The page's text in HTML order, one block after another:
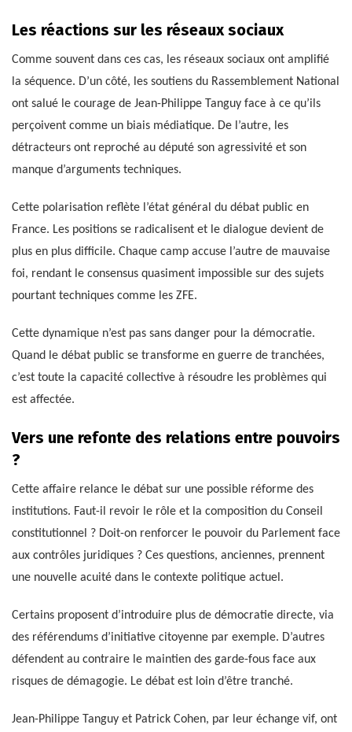
Les réactions sur les réseaux sociaux
Comme souvent dans ces cas, les réseaux sociaux ont amplifié
la séquence. D’un côté, les soutiens du Rassemblement National
ont salué le courage de Jean-Philippe Tanguy face à ce qu’ils
perçoivent comme un biais médiatique. De l’autre, les
détracteurs ont reproché au député son agressivité et son
manque d’arguments techniques.
Cette polarisation reflète l’état général du débat public en
France. Les positions se radicalisent et le dialogue devient de
plus en plus difficile. Chaque camp accuse l’autre de mauvaise
foi, rendant le consensus quasiment impossible sur des sujets
pourtant techniques comme les ZFE.
Cette dynamique n’est pas sans danger pour la démocratie.
Quand le débat public se transforme en guerre de tranchées,
c’est toute la capacité collective à résoudre les problèmes qui
est affectée.
Vers une refonte des relations entre pouvoirs
?
Cette affaire relance le débat sur une possible réforme des
institutions. Faut-il revoir le rôle et la composition du Conseil
constitutionnel ? Doit-on renforcer le pouvoir du Parlement face
aux contrôles juridiques ? Ces questions, anciennes, prennent
une nouvelle acuité dans le contexte politique actuel.
Certains proposent d’introduire plus de démocratie directe, via
des référendums d’initiative citoyenne par exemple. D’autres
défendent au contraire le maintien des garde-fous face aux
risques de démagogie. Le débat est loin d’être tranché.
Jean-Philippe Tanguy et Patrick Cohen, par leur échange vif, ont